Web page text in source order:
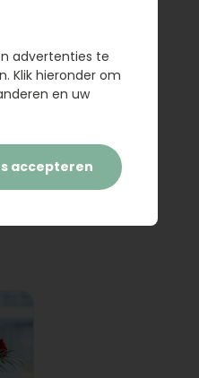
advertenties te
Klik hieronder om
en uw
accepteren